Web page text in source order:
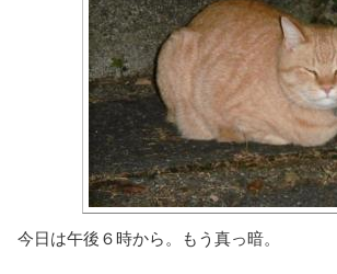
今日は午後６時から。もう真っ暗。